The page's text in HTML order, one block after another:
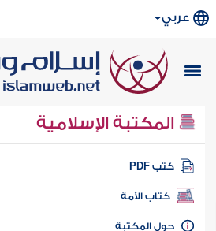
عربي
المكتبة الإسلامية
كتب PDF
كتاب الأمة